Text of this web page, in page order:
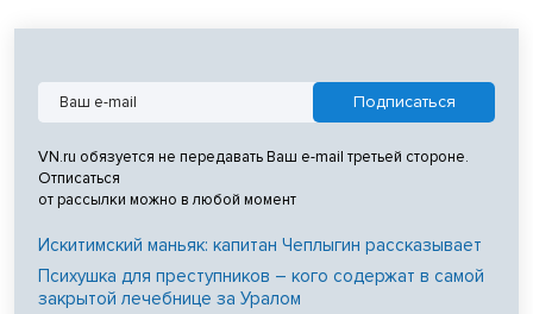
VN.ru обязуется не передавать Ваш e-mail третьей стороне.
Отписаться
от рассылки можно в любой момент
Искитимский маньяк: капитан Чеплыгин рассказывает
Психушка для преступников – кого содержат в самой
закрытой лечебнице за Уралом